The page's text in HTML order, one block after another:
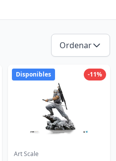
Ordenar
-11%
Disponibles
Art Scale